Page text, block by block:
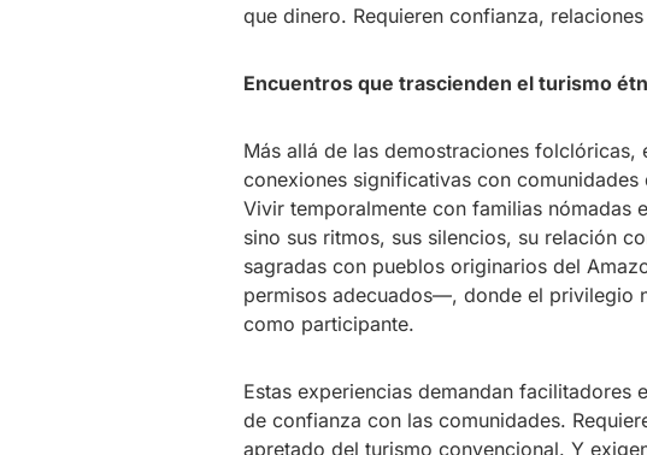
que dinero. Requieren confianza,
Encuentros que trascienden el turismo
Más allá de las demostraciones
conexiones significativas con
Vivir temporalmente con familias nómadas
sino sus ritmos, sus silencios, su relación
sagradas con pueblos originarios del
permisos adecuados—, donde el privilegio
como participante.
Estas experiencias demandan facilitadores
de confianza con las comunidades.
apretado del turismo convencional. Y